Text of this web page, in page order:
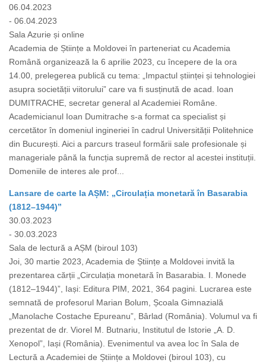
06.04.2023
- 06.04.2023
Sala Azurie și online
Academia de Științe a Moldovei în parteneriat cu Academia
Română organizează la 6 aprilie 2023, cu începere de la ora
14.00, prelegerea publică cu tema: „Impactul științei și tehnologiei
asupra societății viitorului” care va fi susținută de acad. Ioan
DUMITRACHE, secretar general al Academiei Române.
Academicianul Ioan Dumitrache s-a format ca specialist și
cercetător în domeniul ingineriei în cadrul Universității Politehnice
din București. Aici a parcurs traseul formării sale profesionale și
manageriale până la funcția supremă de rector al acestei instituții.
Domeniile de interes ale prof...
Lansare de carte la AȘM: „Circulația monetară în Basarabia
(1812–1944)”
30.03.2023
- 30.03.2023
Sala de lectură a AȘM (biroul 103)
Joi, 30 martie 2023, Academia de Științe a Moldovei invită la
prezentarea cărții „Circulația monetară în Basarabia. I. Monede
(1812–1944)”, Iași: Editura PIM, 2021, 364 pagini. Lucrarea este
semnată de profesorul Marian Bolum, Școala Gimnazială
„Manolache Costache Epureanu”, Bârlad (România). Volumul va fi
prezentat de dr. Viorel M. Butnariu, Institutul de Istorie „A. D.
Xenopol”, Iași (România). Evenimentul va avea loc în Sala de
Lectură a Academiei de Științe a Moldovei (biroul 103), cu